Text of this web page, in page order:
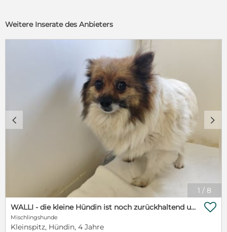
Weitere Inserate des Anbieters
1 / 8
c d
WALLI - die kleine Hündin ist noch zurückhaltend und sucht ein Zuhause bei geduldigen Menschen!
Mischlingshunde
Kleinspitz, Hündin, 4 Jahre
